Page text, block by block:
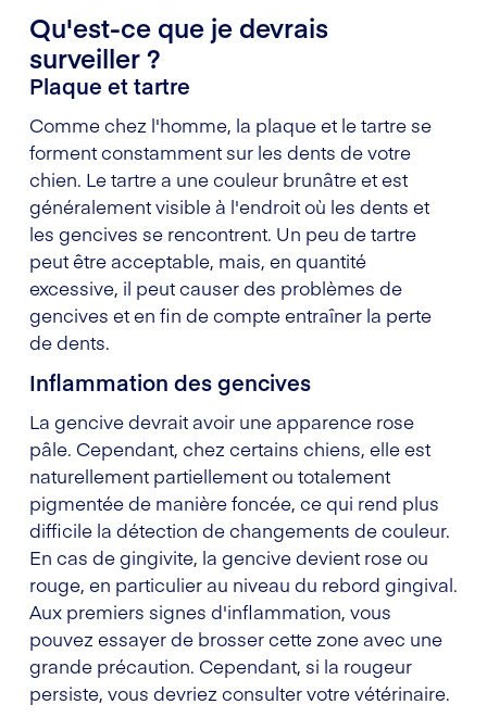
Qu'est-ce que je devrais
surveiller ?
Plaque et tartre
Comme chez l'homme, la plaque et le tartre se
forment constamment sur les dents de votre
chien. Le tartre a une couleur brunâtre et est
généralement visible à l'endroit où les dents et
les gencives se rencontrent. Un peu de tartre
peut être acceptable, mais, en quantité
excessive, il peut causer des problèmes de
gencives et en fin de compte entraîner la perte
de dents.
Inflammation des gencives
La gencive devrait avoir une apparence rose
pâle. Cependant, chez certains chiens, elle est
naturellement partiellement ou totalement
pigmentée de manière foncée, ce qui rend plus
difficile la détection de changements de couleur.
En cas de gingivite, la gencive devient rose ou
rouge, en particulier au niveau du rebord gingival.
Aux premiers signes d'inflammation, vous
pouvez essayer de brosser cette zone avec une
grande précaution. Cependant, si la rougeur
persiste, vous devriez consulter votre vétérinaire.